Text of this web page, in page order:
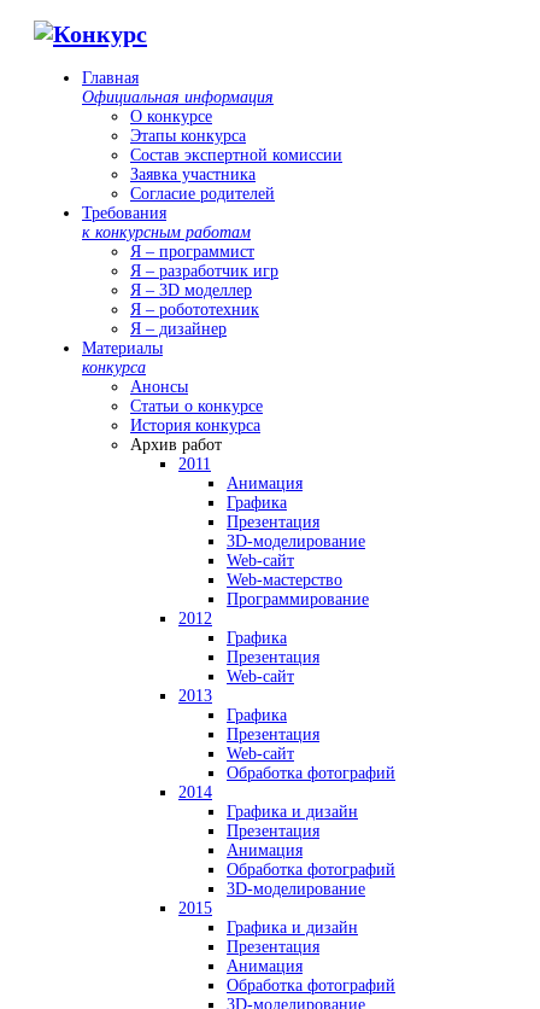
Главная
Официальная информация
О конкурсе
Этапы конкурса
Состав экспертной комиссии
Заявка участника
Согласие родителей
Требования
к конкурсным работам
Я – программист
Я – разработчик игр
Я – 3D моделлер
Я – робототехник
Я – дизайнер
Материалы
конкурса
Анонсы
Статьи о конкурсе
История конкурса
Архив работ
2011
Анимация
Графика
Презентация
3D-моделирование
Web-сайт
Web-мастерство
Программирование
2012
Графика
Презентация
Web-сайт
2013
Графика
Презентация
Web-сайт
Обработка фотографий
2014
Графика и дизайн
Презентация
Анимация
Обработка фотографий
3D-моделирование
2015
Графика и дизайн
Презентация
Анимация
Обработка фотографий
3D-моделирование